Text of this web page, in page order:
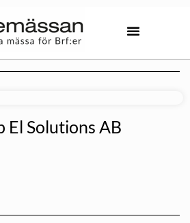
El Solutions AB